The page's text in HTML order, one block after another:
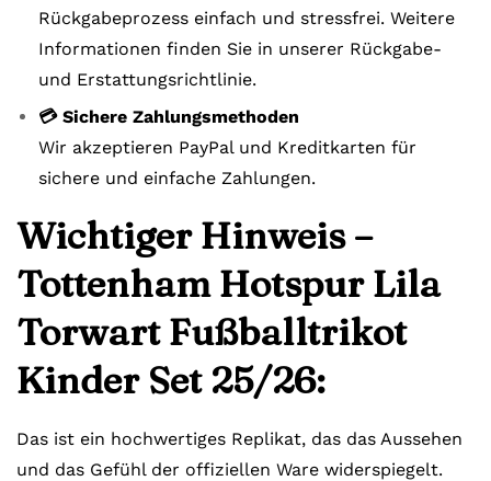
Rückgabeprozess einfach und stressfrei. Weitere
Informationen finden Sie in unserer Rückgabe-
und Erstattungsrichtlinie.
💳 Sichere Zahlungsmethoden
Wir akzeptieren PayPal und Kreditkarten für
sichere und einfache Zahlungen.
Wichtiger Hinweis –
Tottenham Hotspur Lila
Torwart Fußballtrikot
Kinder Set 25/26:
Das ist ein hochwertiges Replikat, das das Aussehen
und das Gefühl der offiziellen Ware widerspiegelt.